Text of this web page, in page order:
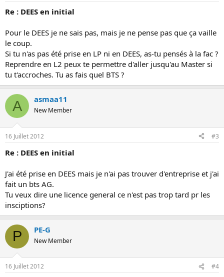
Re : DEES en initial
Pour le DEES je ne sais pas, mais je ne pense pas que ça vaille
le coup.
Si tu n'as pas été prise en LP ni en DEES, as-tu pensés à la fac ?
Reprendre en L2 peux te permettre d'aller jusqu'au Master si
tu t'accroches. Tu as fais quel BTS ?
A asmaa11
New Member
16 Juillet 2012 #3
Re : DEES en initial
J'ai été prise en DEES mais je n'ai pas trouver d'entreprise et j'ai
fait un bts AG.
Tu veux dire une licence general ce n'est pas trop tard pr les
insciptions?
P PE-G
New Member
16 Juillet 2012 #4